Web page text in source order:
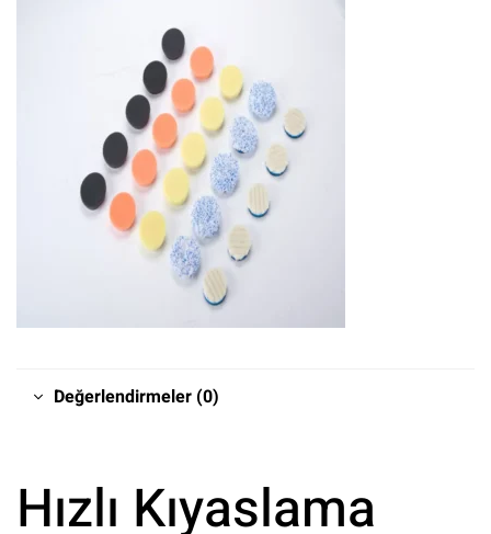
Değerlendirmeler (0)
Hızlı Kıyaslama